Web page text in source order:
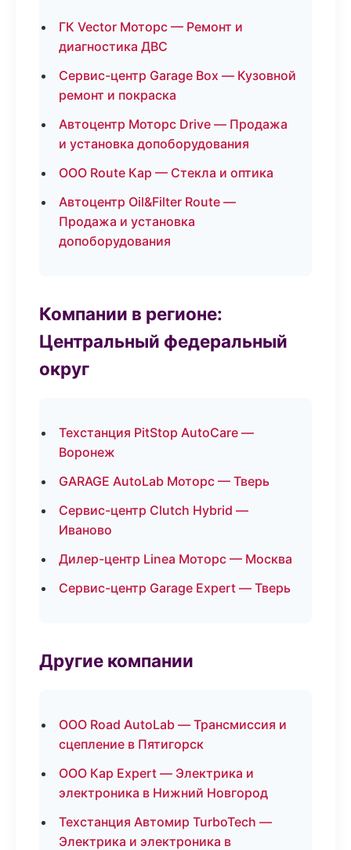
ГК Vector Моторс — Ремонт и
диагностика ДВС
Сервис-центр Garage Box — Кузовной
ремонт и покраска
Автоцентр Моторс Drive — Продажа
и установка допоборудования
ООО Route Кар — Стекла и оптика
Автоцентр Oil&Filter Route —
Продажа и установка
допоборудования
Компании в регионе:
Центральный федеральный
округ
Техстанция PitStop AutoCare —
Воронеж
GARAGE AutoLab Моторс — Тверь
Сервис-центр Clutch Hybrid —
Иваново
Дилер-центр Linea Моторс — Москва
Сервис-центр Garage Expert — Тверь
Другие компании
ООО Road AutoLab — Трансмиссия и
сцепление в Пятигорск
ООО Кар Expert — Электрика и
электроника в Нижний Новгород
Техстанция Автомир TurboTech —
Электрика и электроника в